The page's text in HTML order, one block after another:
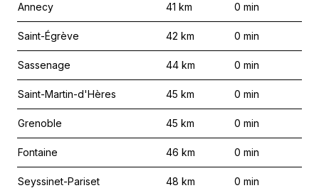
Annecy 41 km 0 min
Saint-Égrève 42 km 0 min
Sassenage 44 km 0 min
Saint-Martin-d'Hères 45 km 0 min
Grenoble 45 km 0 min
Fontaine 46 km 0 min
Seyssinet-Pariset 48 km 0 min